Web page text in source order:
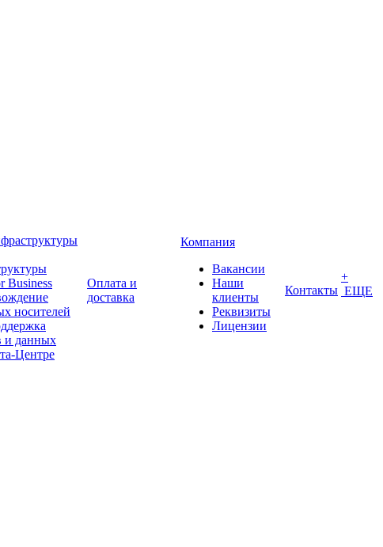
Business
носителей
и данных
Центре
Оплата и
доставка
Компания
Вакансии
Наши
клиенты
Реквизиты
Лицензии
Контакты
+
ЕЩЕ